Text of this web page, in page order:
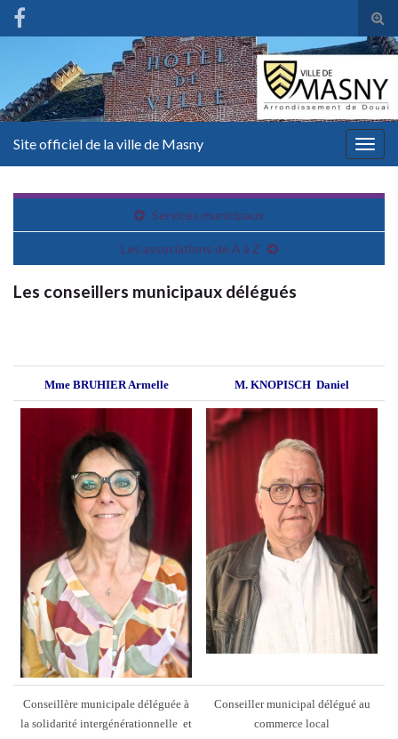
Site officiel de la ville de Masny
Services municipaux
Les associations de A à Z
Les conseillers municipaux délégués
Mme BRUHIER Armelle M. KNOPISCH Daniel
Conseillère municipale déléguée à
la solidarité intergénérationnelle et
Conseiller municipal délégué au
commerce local